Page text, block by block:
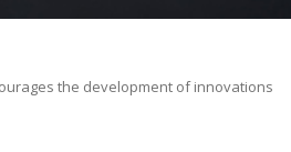
the development of innovations